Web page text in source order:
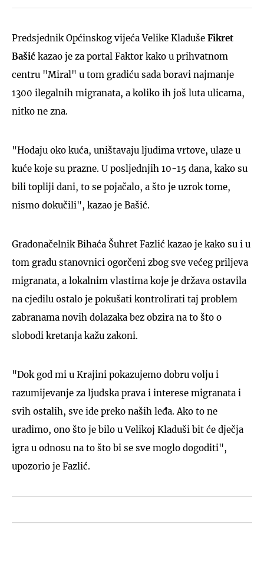
Predsjednik Općinskog vijeća Velike Kladuše Fikret
Bašić kazao je za portal Faktor kako u prihvatnom
centru "Miral" u tom gradiću sada boravi najmanje
1300 ilegalnih migranata, a koliko ih još luta ulicama,
nitko ne zna.
"Hodaju oko kuća, uništavaju ljudima vrtove, ulaze u
kuće koje su prazne. U posljednjih 10-15 dana, kako su
bili topliji dani, to se pojačalo, a što je uzrok tome,
nismo dokučili", kazao je Bašić.
Gradonačelnik Bihaća Šuhret Fazlić kazao je kako su i u
tom gradu stanovnici ogorčeni zbog sve većeg priljeva
migranata, a lokalnim vlastima koje je država ostavila
na cjedilu ostalo je pokušati kontrolirati taj problem
zabranama novih dolazaka bez obzira na to što o
slobodi kretanja kažu zakoni.
"Dok god mi u Krajini pokazujemo dobru volju i
razumijevanje za ljudska prava i interese migranata i
svih ostalih, sve ide preko naših leđa. Ako to ne
uradimo, ono što je bilo u Velikoj Kladuši bit će dječja
igra u odnosu na to što bi se sve moglo dogoditi",
upozorio je Fazlić.